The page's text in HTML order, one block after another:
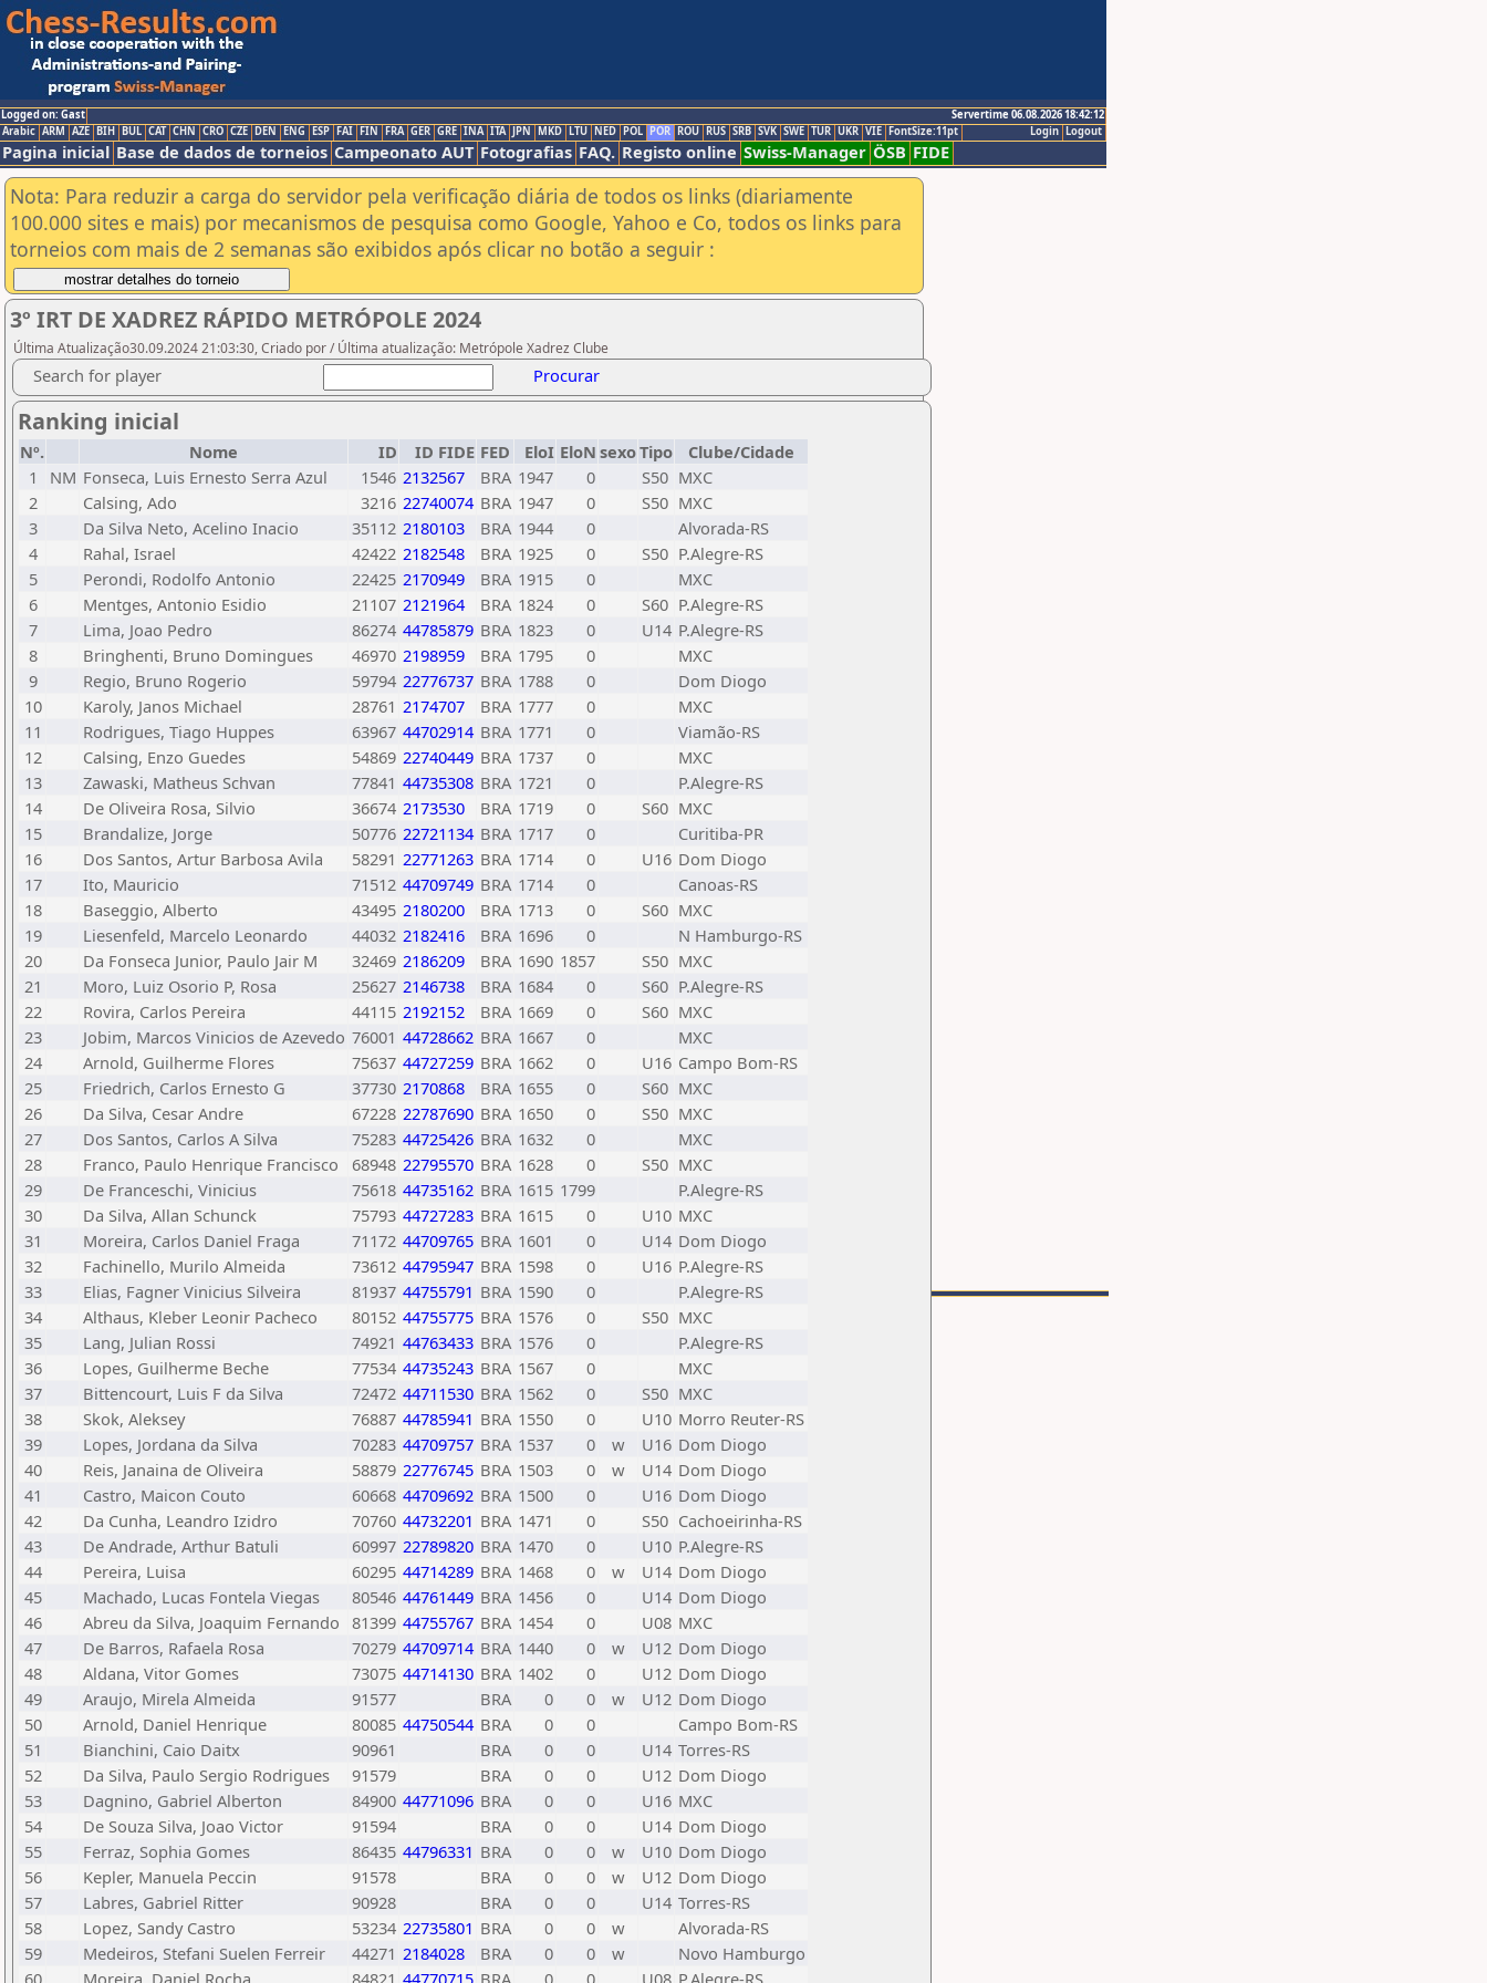
Logged on: Gast
Servertime 06.08.2026 18:42:12
Logout
Login
Arabic ARM AZE BIH BUL CAT CHN CRO CZE DEN ENG ESP FAI FIN FRA GER GRE INA ITA JPN MKD LTU NED POL POR ROU RUS SRB SVK SWE TUR UKR VIE FontSize:11pt
Pagina inicial Base de dados de torneios Campeonato AUT Fotografias FAQ. Registo online Swiss-Manager ÖSB FIDE
Nota: Para reduzir a carga do servidor pela verificação diária de todos os links (diariamente
100.000 sites e mais) por mecanismos de pesquisa como Google, Yahoo e Co, todos os links para
torneios com mais de 2 semanas são exibidos após clicar no botão a seguir :
3º IRT DE XADREZ RÁPIDO METRÓPOLE 2024
Última Atualização30.09.2024 21:03:30, Criado por / Última atualização: Metrópole Xadrez Clube
Search for player Procurar
Ranking inicial
Nº. Nome ID ID FIDE FED EloI EloN sexoTipo
Clube/Cidade
1
NM Fonseca, Luis Ernesto Serra Azul 1546 2132567 BRA 1947 0 S50 MXC
2
Calsing, Ado 3216 22740074 BRA 1947 0 S50 MXC
3
Da Silva Neto, Acelino Inacio 35112 2180103 BRA 1944 0
Alvorada-RS
4
Rahal, Israel 42422 2182548 BRA 1925 0 S50 P.Alegre-RS
5
Perondi, Rodolfo Antonio 22425 2170949 BRA 1915 0
MXC
6
Mentges, Antonio Esidio 21107 2121964 BRA 1824 0 S60 P.Alegre-RS
7
Lima, Joao Pedro 86274 44785879 BRA 1823 0 U14 P.Alegre-RS
8
Bringhenti, Bruno Domingues 46970 2198959 BRA 1795 0
MXC
9
Regio, Bruno Rogerio 59794 22776737 BRA 1788 0
Dom Diogo
10
Karoly, Janos Michael 28761 2174707 BRA 1777 0
MXC
11
Rodrigues, Tiago Huppes 63967 44702914 BRA 1771 0
Viamão-RS
12
Calsing, Enzo Guedes 54869 22740449 BRA 1737 0
MXC
13
Zawaski, Matheus Schvan 77841 44735308 BRA 1721 0
P.Alegre-RS
14
De Oliveira Rosa, Silvio 36674 2173530 BRA 1719 0 S60 MXC
15
Brandalize, Jorge 50776 22721134 BRA 1717 0
Curitiba-PR
16
Dos Santos, Artur Barbosa Avila 58291 22771263 BRA 1714 0 U16 Dom Diogo
17
Ito, Mauricio 71512 44709749 BRA 1714 0
Canoas-RS
18
Baseggio, Alberto 43495 2180200 BRA 1713 0 S60 MXC
19
Liesenfeld, Marcelo Leonardo 44032 2182416 BRA 1696 0
N Hamburgo-RS
20
Da Fonseca Junior, Paulo Jair M 32469 2186209 BRA 1690 1857 S50 MXC
21
Moro, Luiz Osorio P, Rosa 25627 2146738 BRA 1684 0 S60 P.Alegre-RS
22
Rovira, Carlos Pereira 44115 2192152 BRA 1669 0 S60 MXC
23
Jobim, Marcos Vinicios de Azevedo 76001 44728662 BRA 1667 0
MXC
24
Arnold, Guilherme Flores 75637 44727259 BRA 1662 0 U16 Campo Bom-RS
25
Friedrich, Carlos Ernesto G 37730 2170868 BRA 1655 0 S60 MXC
26
Da Silva, Cesar Andre 67228 22787690 BRA 1650 0 S50 MXC
27
Dos Santos, Carlos A Silva 75283 44725426 BRA 1632 0
MXC
28
Franco, Paulo Henrique Francisco 68948 22795570 BRA 1628 0 S50 MXC
29
De Franceschi, Vinicius 75618 44735162 BRA 1615 1799
P.Alegre-RS
30
Da Silva, Allan Schunck 75793 44727283 BRA 1615 0 U10 MXC
31
Moreira, Carlos Daniel Fraga 71172 44709765 BRA 1601 0 U14 Dom Diogo
32
Fachinello, Murilo Almeida 73612 44795947 BRA 1598 0 U16 P.Alegre-RS
33
Elias, Fagner Vinicius Silveira 81937 44755791 BRA 1590 0
P.Alegre-RS
34
Althaus, Kleber Leonir Pacheco 80152 44755775 BRA 1576 0 S50 MXC
35
Lang, Julian Rossi 74921 44763433 BRA 1576 0
P.Alegre-RS
36
Lopes, Guilherme Beche 77534 44735243 BRA 1567 0
MXC
37
Bittencourt, Luis F da Silva 72472 44711530 BRA 1562 0 S50 MXC
38
Skok, Aleksey 76887 44785941 BRA 1550 0 U10 Morro Reuter-RS
39
Lopes, Jordana da Silva 70283 44709757 BRA 1537 0 w U16 Dom Diogo
40
Reis, Janaina de Oliveira 58879 22776745 BRA 1503 0 w U14 Dom Diogo
41
Castro, Maicon Couto 60668 44709692 BRA 1500 0 U16 Dom Diogo
42
Da Cunha, Leandro Izidro 70760 44732201 BRA 1471 0 S50 Cachoeirinha-RS
43
De Andrade, Arthur Batuli 60997 22789820 BRA 1470 0 U10 P.Alegre-RS
44
Pereira, Luisa 60295 44714289 BRA 1468 0 w U14 Dom Diogo
45
Machado, Lucas Fontela Viegas 80546 44761449 BRA 1456 0 U14 Dom Diogo
46
Abreu da Silva, Joaquim Fernando 81399 44755767 BRA 1454 0 U08 MXC
47
De Barros, Rafaela Rosa 70279 44709714 BRA 1440 0 w U12 Dom Diogo
48
Aldana, Vitor Gomes 73075 44714130 BRA 1402 0 U12 Dom Diogo
49
Araujo, Mirela Almeida 91577 BRA 0 0 w U12 Dom Diogo
50
Arnold, Daniel Henrique 80085 44750544 BRA 0 0
Campo Bom-RS
51
Bianchini, Caio Daitx 90961 BRA 0 0 U14 Torres-RS
52
Da Silva, Paulo Sergio Rodrigues 91579 BRA 0 0 U12 Dom Diogo
53
Dagnino, Gabriel Alberton 84900 44771096 BRA 0 0 U16 MXC
54
De Souza Silva, Joao Victor 91594 BRA 0 0 U14 Dom Diogo
55
Ferraz, Sophia Gomes 86435 44796331 BRA 0 0 w U10 Dom Diogo
56
Kepler, Manuela Peccin 91578 BRA 0 0 w U12 Dom Diogo
57
Labres, Gabriel Ritter 90928 BRA 0 0 U14 Torres-RS
58
Lopez, Sandy Castro 53234 22735801 BRA 0 0 w
Alvorada-RS
59
Medeiros, Stefani Suelen Ferreir 44271 2184028 BRA 0 0 w
Novo Hamburgo
60
Moreira, Daniel Rocha 84821 44770715 BRA 0 0 U08 P.Alegre-RS